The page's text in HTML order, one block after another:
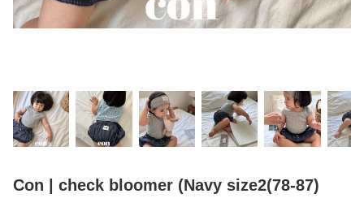
Con | check bloomer (Navy size2(78-87)